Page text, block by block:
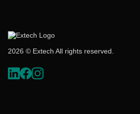
2026 © Extech All rights reserved.